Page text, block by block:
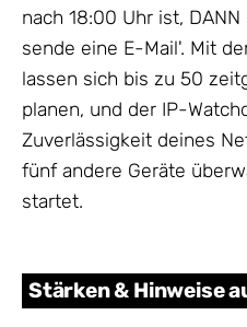
nach 18:00 Uhr ist,
sende eine E-Mail'. Mit
lassen sich bis zu 50
planen, und der IP-
Zuverlässigkeit deines
fünf andere Geräte
startet.
Stärken & Hinweise